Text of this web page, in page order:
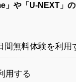
や「U-NEXT」
間無料体験を利用
用する